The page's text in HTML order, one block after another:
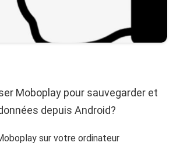
Moboplay pour sauvegarder et
depuis Android?
sur votre ordinateur